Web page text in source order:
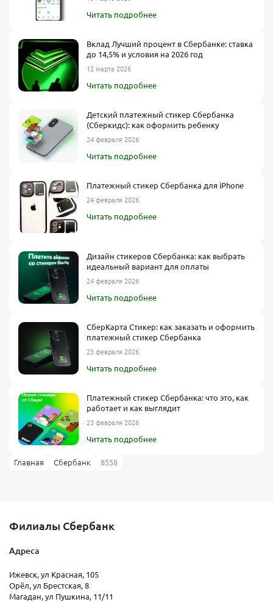
Читать подробнее
Вклад Лучший процент в Сбербанке: ставка
до 14,5% и условия на 2026 год
12 марта 2026
Читать подробнее
Детский платежный стикер Сбербанка
(Сберкидс): как оформить ребенку
24 февраля 2026
Читать подробнее
Платежный стикер Сбербанка для iPhone
24 февраля 2026
Читать подробнее
Дизайн стикеров Сбербанка: как выбрать
идеальный вариант для оплаты
24 февраля 2026
Читать подробнее
СберКарта Стикер: как заказать и оформить
платежный стикер Сбербанка
23 февраля 2026
Читать подробнее
Платежный стикер Сбербанка: что это, как
работает и как выглядит
23 февраля 2026
Читать подробнее
Главная Сбербанк 8558
Филиалы Сбербанк
Адреса
Ижевск, ул Красная, 105
Орёл, ул Брестская, 8
Магадан, ул Пушкина, 11/11